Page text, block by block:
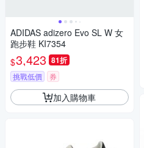
ADIDAS adizero Evo SL W 女
跑步鞋 KI7354
$3,423 81折
挑戰低價 券
加入購物車